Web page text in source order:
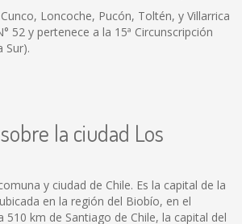
Loncoche, Pucón, Toltén, y Villarrica
52 y pertenece a la 15ª Circunscripción
Sur).
la ciudad Los
y ciudad de Chile. Es la capital de la
en la región del Biobío, en el
510 km de Santiago de Chile, la capital del